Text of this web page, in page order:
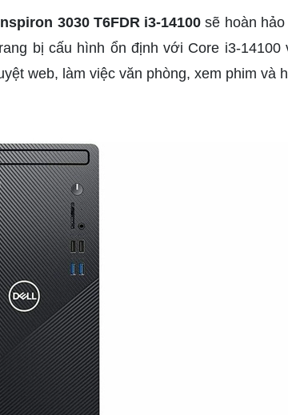
3030 T6FDR i3-14100 sẽ hoàn
bị cấu hình ổn định với Core i3-14100
web, làm việc văn phòng, xem phim và